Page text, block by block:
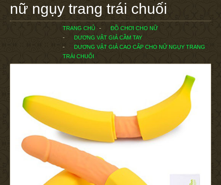
nữ ngụy trang trái chuối
TRANG CHỦ
ĐỒ CHƠI CHO NỮ
DƯƠNG VẬT GIẢ CẦM TAY
DƯƠNG VẬT GIẢ CAO CẤP CHO NỮ NGỤY TRANG
TRÁI CHUỐI